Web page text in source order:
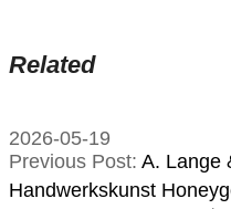
Related
2026-05-19
Previous Post: A. Lange
Handwerkskunst